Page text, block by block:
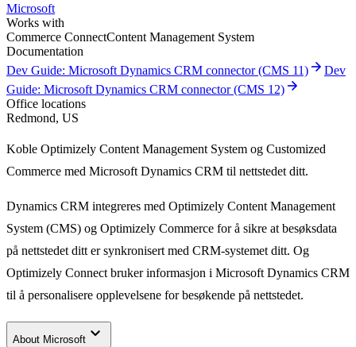
Microsoft
Works with
Commerce ConnectContent Management System
Documentation
Dev Guide: Microsoft Dynamics CRM connector (CMS 11) arrow_forward Dev
Guide: Microsoft Dynamics CRM connector (CMS 12) arrow_forward
Office locations
Redmond, US
Koble Optimizely Content Management System og Customized
Commerce med Microsoft Dynamics CRM til nettstedet ditt.
Dynamics CRM integreres med Optimizely Content Management
System (CMS) og Optimizely Commerce for å sikre at besøksdata
på nettstedet ditt er synkronisert med CRM-systemet ditt. Og
Optimizely Connect bruker informasjon i Microsoft Dynamics CRM
til å personalisere opplevelsene for besøkende på nettstedet.
About Microsoft keyboard_arrow_down